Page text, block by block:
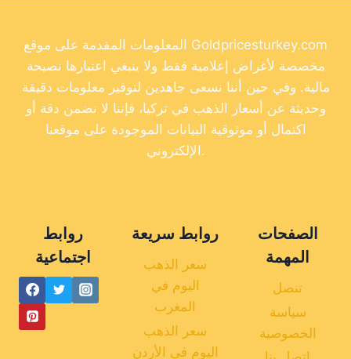
المعلومات المقدمة على موقع Goldpricesturkey.com
مخصصة لأغراض إعلامية فقط ولا ينبغي اعتبارها نصيحة
مالية. وفي حين أننا نسعى جاهدين لتوفير معلومات دقيقة
وحديثة عن أسعار الذهب في تركيا، فإننا لا نضمن دقة أو
اكتمال أو موثوقية البيانات الموجودة على موقعنا
الإلكتروني.
روابط
اجتماعية
روابط سريعة
سعر الذهب
اليوم في
المغرب
سعر الذهب
اليوم في الأردن
الصفحات
المهمة
تنصل
سياسة
الخصوصية